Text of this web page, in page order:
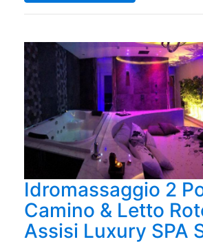
Idromassaggio 2
Camino & Letto
Assisi Luxury SPA